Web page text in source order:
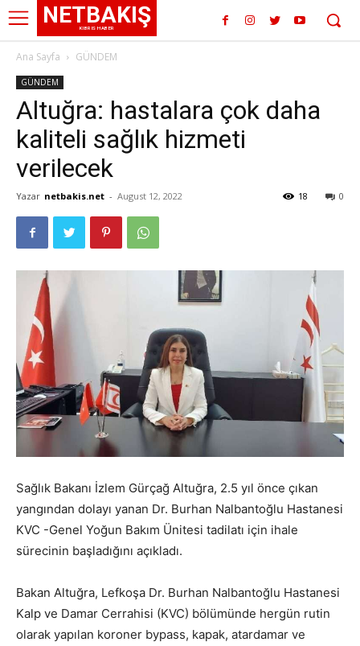
NETBAKIŞ
KIBRIS HABER
Ana Sayfa GÜNDEM
GÜNDEM
Altuğra: hastalara çok daha
kaliteli sağlık hizmeti
verilecek
Yazar netbakis.net - August 12, 2022 0
18
Sağlık Bakanı İzlem Gürçağ Altuğra, 2.5 yıl önce çıkan
yangından dolayı yanan Dr. Burhan Nalbantoğlu Hastanesi
KVC -Genel Yoğun Bakım Ünitesi tadilatı için ihale
sürecinin başladığını açıkladı.
Bakan Altuğra, Lefkoşa Dr. Burhan Nalbantoğlu Hastanesi
Kalp ve Damar Cerrahisi (KVC) bölümünde hergün rutin
olarak yapılan koroner bypass, kapak, atardamar ve